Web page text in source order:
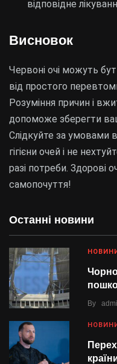
Останні новини
By
відповідне
Висновок
Червоні очі можуть
від простого
Розуміння причин і
допоможе зберегти
Слідкуйте за умовами
гігієни очей і не
разі потреби. Здорові
самопочуття!